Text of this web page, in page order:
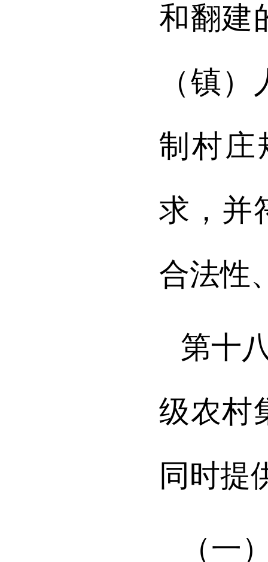
和翻建
（镇
制村庄
求，并
合法性
第十
级农村
同时提
（一